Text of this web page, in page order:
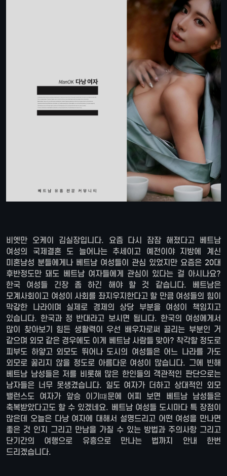
비엣만 오케이 김실장입니다. 요즘 다시 잠잠 해졌다고 베트남
여성의 국제결혼 도 늘어나는 추세이고 예전이야 지방에 계신
미혼남성 분들에게나 베트남 여성들이 관심 있었지만 요즘은 20대
후반정도만 돼도 베트남 여자들에게 관심이 있다는 걸 아시나요?
한국 여성들 긴장 좀 하긴 해야 할 것 같습니다. 베트남은
모계사회이고 여성이 사회를 좌지우지한다고 할 만큼 여성들의 힘이
막강한 나라이며 실제로 경제의 상당 부분을 여성이 책임지고
있습니다. 한국과 정 반대라고 보시면 됩니다. 한국의 여성에게서
많이 찾아보기 힘든 생활력이 우선 배우자로써 끌리는 부분인 거
같으며 외모 같은 경우에도 이게 베트남 사람들 맞아? 착각할 정도로
피부도 하얗고 외모도 뛰어나 도시의 여성들은 어느 나라를 가도
외모로 꿇리지 않을 정도로 아름다운 여성이 많습니다. 그에 빈해
베트남 남성들은 저를 비롯해 많은 한인들의 객관적인 판단으로는
남자들은 너무 못생겼습니다. 일도 여자가 더하고 상대적인 외모
밸런스도 여자가 앞승 이기떄문에 어찌 보면 베트남 남성들은
축복받았다고도 할 수 있겠네요. 베트남 여성들 도시마다 특 장점이
많은데 오늘은 다낭 여자에 대해서 설명드리고 어떤 여성을 만나면
좋은 것 인지 그리고 만남을 가질 수 있는 방법과 주의사항 그리고
단기간의 여행으로 유흥으로 만나는 법까지 안내 한번
드리겠습니다.